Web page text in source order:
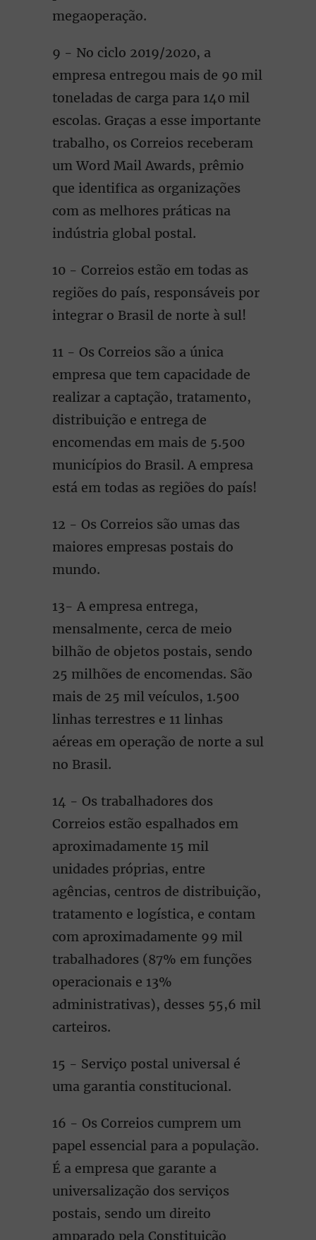
megaoperação.
9 - No ciclo 2019/2020, a
empresa entregou mais de 90 mil
toneladas de carga para 140 mil
escolas. Graças a esse importante
trabalho, os Correios receberam
um Word Mail Awards, prêmio
que identifica as organizações
com as melhores práticas na
indústria global postal.
10 - Correios estão em todas as
regiões do país, responsáveis por
integrar o Brasil de norte à sul!
11 - Os Correios são a única
empresa que tem capacidade de
realizar a captação, tratamento,
distribuição e entrega de
encomendas em mais de 5.500
municípios do Brasil. A empresa
está em todas as regiões do país!
12 - Os Correios são umas das
maiores empresas postais do
mundo.
13- A empresa entrega,
mensalmente, cerca de meio
bilhão de objetos postais, sendo
25 milhões de encomendas. São
mais de 25 mil veículos, 1.500
linhas terrestres e 11 linhas
aéreas em operação de norte a sul
no Brasil.
14 - Os trabalhadores dos
Correios estão espalhados em
aproximadamente 15 mil
unidades próprias, entre
agências, centros de distribuição,
tratamento e logística, e contam
com aproximadamente 99 mil
trabalhadores (87% em funções
operacionais e 13%
administrativas), desses 55,6 mil
carteiros.
15 - Serviço postal universal é
uma garantia constitucional.
16 - Os Correios cumprem um
papel essencial para a população.
É a empresa que garante a
universalização dos serviços
postais, sendo um direito
amparado pela Constituição